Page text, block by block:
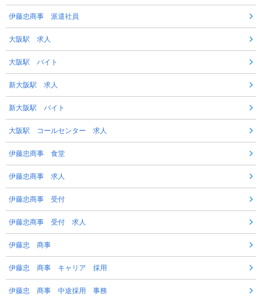
伊藤忠商事 派遣社員
大阪駅 求人
大阪駅 バイト
新大阪駅 求人
新大阪駅 バイト
大阪駅 コールセンター 求人
伊藤忠商事 食堂
伊藤忠商事 求人
伊藤忠商事 受付
伊藤忠商事 受付 求人
伊藤忠 商事
伊藤忠 商事 キャリア 採用
伊藤忠 商事 中途採用 事務